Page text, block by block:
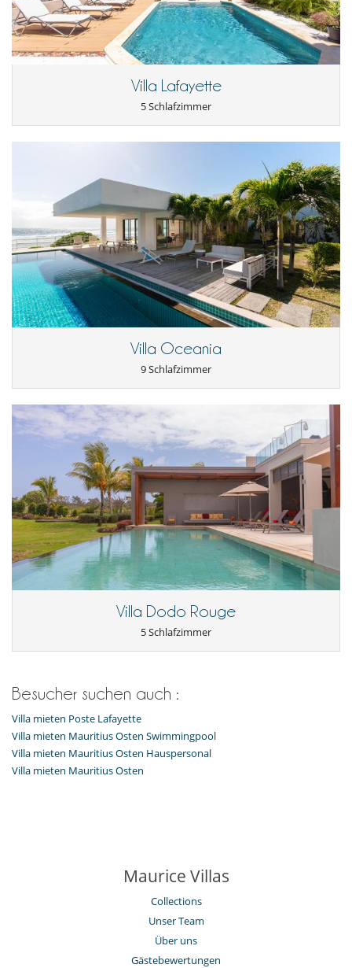
Villa Lafayette
5 Schlafzimmer
Villa Oceania
9 Schlafzimmer
Villa Dodo Rouge
5 Schlafzimmer
Besucher suchen auch :
Villa mieten Poste Lafayette
Villa mieten Mauritius Osten Swimmingpool
Villa mieten Mauritius Osten Hauspersonal
Villa mieten Mauritius Osten
Maurice Villas
Collections
Unser Team
Über uns
Gästebewertungen